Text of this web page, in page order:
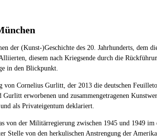
der (Kunst-)Geschichte des 20. Jahrhunderts, dem
diesem nach Kriegsende durch die
in den Blickpunkt.
Cornelius Gurlitt, der 2013 die deutschen
erworbenen und zusammengetragenen
als Privateigentum deklariert.
von der Militärregierung zwischen 1945 und 1949
Stelle von den herkulischen Anstrengung der